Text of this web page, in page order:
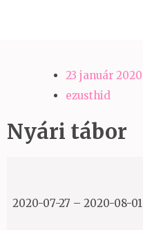
23 január 2020
ezusthid
Nyári tábor
2020-07-27 – 2020-08-01